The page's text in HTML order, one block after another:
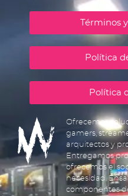
Términos
Política
Política
Ofrecemos
gamers,
arquitectos y
Entregamos
ofrecemos el
necesidad.
componentes